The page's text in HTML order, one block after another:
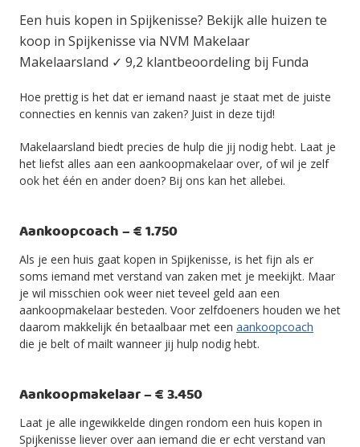
Een huis kopen in Spijkenisse? Bekijk alle huizen te
koop in Spijkenisse via NVM Makelaar
Makelaarsland ✓ 9,2 klantbeoordeling bij Funda
Hoe prettig is het dat er iemand naast je staat met de juiste
connecties en kennis van zaken? Juist in deze tijd!
Makelaarsland biedt precies de hulp die jij nodig hebt. Laat je
het liefst alles aan een aankoopmakelaar over, of wil je zelf
ook het één en ander doen? Bij ons kan het allebei.
Aankoopcoach – € 1.750
Als je een huis gaat kopen in Spijkenisse, is het fijn als er
soms iemand met verstand van zaken met je meekijkt. Maar
je wil misschien ook weer niet teveel geld aan een
aankoopmakelaar besteden. Voor zelfdoeners houden we het
daarom makkelijk én betaalbaar met een aankoopcoach
die je belt of mailt wanneer jij hulp nodig hebt.
Aankoopmakelaar – € 3.450
Laat je alle ingewikkelde dingen rondom een huis kopen in
Spijkenisse liever over aan iemand die er echt verstand van